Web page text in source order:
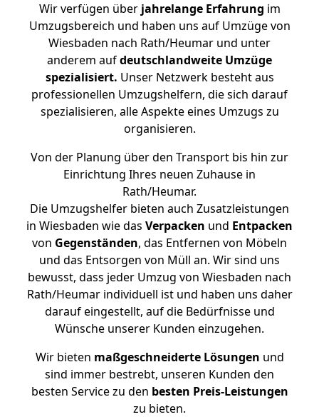
Wir verfügen überjahrelange Erfahrung im
Umzugsbereich und haben uns auf Umzüge von
Wiesbaden nach Rath/Heumar und unter
anderem aufdeutschlandweite Umzüge
spezialisiert. Unser Netzwerk besteht aus
professionellen Umzugshelfern, die sich darauf
spezialisieren, alle Aspekte eines Umzugs zu
organisieren.
Von der Planung über den Transport bis hin zur
Einrichtung Ihres neuen Zuhause in
Rath/Heumar.
Die Umzugshelfer bieten auch Zusatzleistungen
in Wiesbaden wie das Verpacken und Entpacken
von Gegenständen, das Entfernen von Möbeln
und das Entsorgen von Müll an. Wir sind uns
bewusst, dass jeder Umzug von Wiesbaden nach
Rath/Heumar individuell ist und haben uns daher
darauf eingestellt, auf die Bedürfnisse und
Wünsche unserer Kunden einzugehen.
Wir bieten maßgeschneiderte Lösungen und
sind immer bestrebt, unseren Kunden den
besten Service zu den besten Preis-Leistungen
zu bieten.